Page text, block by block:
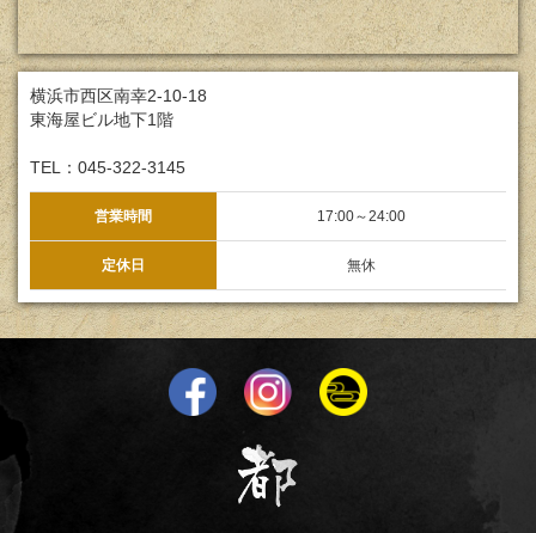
横浜市西区南幸2-10-18
東海屋ビル地下1階
TEL：045-322-3145
営業時間 17:00～24:00
定休日 無休